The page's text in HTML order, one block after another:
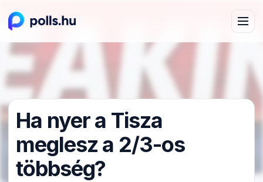
Ha nyer a Tisza
meglesz a 2/3-os
többség?